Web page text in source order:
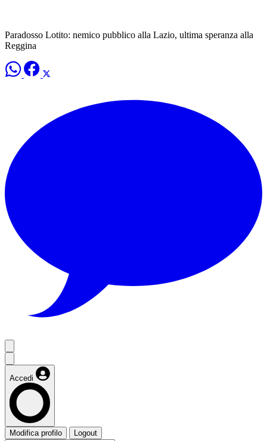
Paradosso Lotito: nemico pubblico alla Lazio, ultima speranza alla
Reggina
Accedi
Modifica profilo Logout